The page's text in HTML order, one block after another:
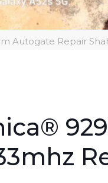
Autogate Repair